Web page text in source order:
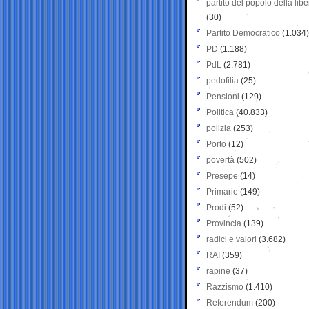
partito del popolo della
(30)
Partito Democratico (1.034)
PD (1.188)
PdL (2.781)
pedofilia (25)
Pensioni (129)
Politica (40.833)
polizia (253)
Porto (12)
povertà (502)
Presepe (14)
Primarie (149)
Prodi (52)
Provincia (139)
radici e valori (3.682)
RAI (359)
rapine (37)
Razzismo (1.410)
Referendum (200)